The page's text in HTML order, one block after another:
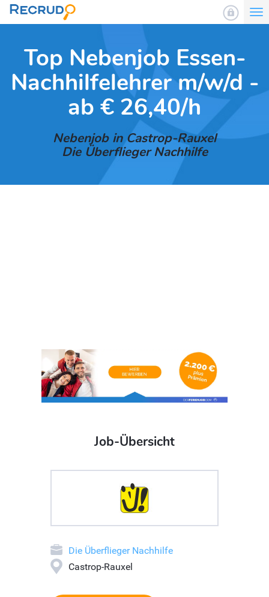
Top Nebenjob Essen-
Nachhilfelehrer m/w/d -
ab € 26,40/h
Nebenjob in Castrop-Rauxel
Die Überflieger Nachhilfe
Job-Übersicht
Die Überflieger Nachhilfe
Castrop-Rauxel